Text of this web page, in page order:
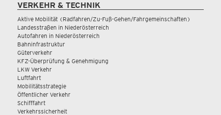
VERKEHR & TECHNIK
Aktive Mobilität (Radfahren/Zu-Fuß-Gehen/Fahrgemeinschaften)
Landesstraßen in Niederösterreich
Autofahren in Niederösterreich
Bahninfrastruktur
Güterverkehr
KFZ-Überprüfung & Genehmigung
LKW Verkehr
Luftfahrt
Mobilitätsstrategie
Öffentlicher Verkehr
Schifffahrt
Verkehrssicherheit